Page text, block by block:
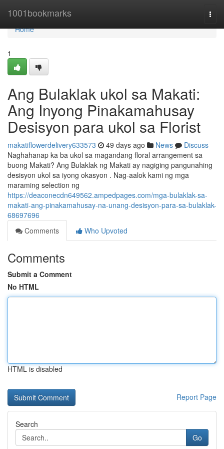
1001bookmarks
Home
Home
1
Ang Bulaklak ukol sa Makati:
Ang Inyong Pinakamahusay
Desisyon para ukol sa Florist
makatiflowerdelivery633573 49 days ago News
Discuss
Naghahanap ka ba ukol sa magandang floral arrangement sa
buong Makati? Ang Bulaklak ng Makati ay nagiging pangunahing
desisyon ukol sa iyong okasyon . Nag-aalok kami ng mga
maraming selection ng
https://deaconecdn649562.ampedpages.com/mga-bulaklak-sa-
makati-ang-pinakamahusay-na-unang-desisyon-para-sa-bulaklak-
68697696
Comments
Who Upvoted
Comments
Submit a Comment
No HTML
HTML is disabled
Report Page
Search
Go